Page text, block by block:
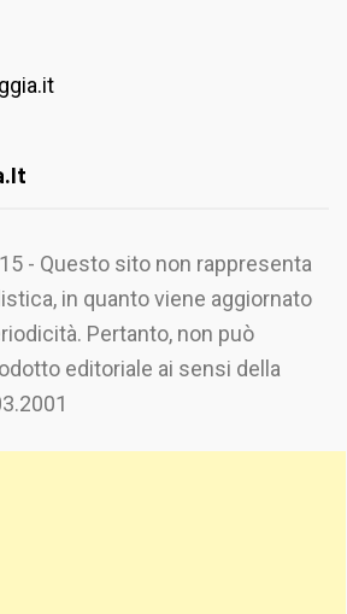
- Questo sito non rappresenta
in quanto viene aggiornato
Pertanto, non può
editoriale ai sensi della